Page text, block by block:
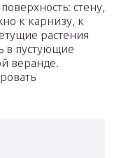
стену,
к карнизу, к
растения
в пустующие
веранде.​​